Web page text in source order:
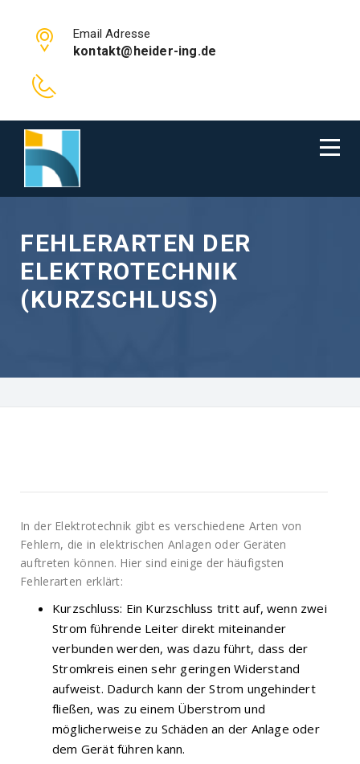
Email Adresse
kontakt@heider-ing.de
FEHLERARTEN DER
ELEKTROTECHNIK
(KURZSCHLUSS)
In der Elektrotechnik gibt es verschiedene Arten von
Fehlern, die in elektrischen Anlagen oder Geräten
auftreten können. Hier sind einige der häufigsten
Fehlerarten erklärt:
Kurzschluss: Ein Kurzschluss tritt auf, wenn zwei
Strom führende Leiter direkt miteinander
verbunden werden, was dazu führt, dass der
Stromkreis einen sehr geringen Widerstand
aufweist. Dadurch kann der Strom ungehindert
fließen, was zu einem Überstrom und
möglicherweise zu Schäden an der Anlage oder
dem Gerät führen kann.